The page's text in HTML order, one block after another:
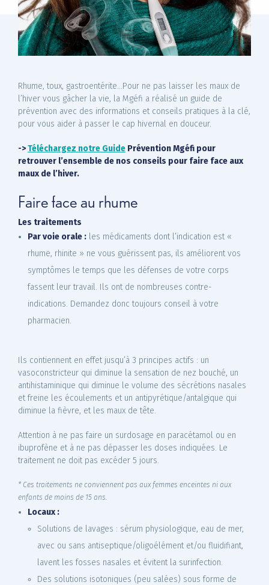
FAQ
Découvrez-nous
Rhume, toux, gastroentérite…Pour ne pas laisser les maux de
l’hiver vous gâcher la vie, la Mgéfi a réalisé un guide de
prévention avec des informations et conseils pratiques à la clé,
pour vous aider à passer le cap hivernal en douceur.
->Téléchargez notre Guide Prévention Mgéfi pour
retrouver l’ensemble de nos conseils pour faire face aux
maux de l’hiver.
Faire face au rhume
Les traitements
Par voie orale : les médicaments dont l’indication est «
rhume, rhinite » ne vous guérissent pas, ils améliorent vos
symptômes le temps que les défenses de votre corps
fassent leur travail. Ils ont de nombreuses contre-
indications. Demandez donc toujours conseil à votre
pharmacien.
Ils contiennent en effet jusqu’à 3 principes actifs : un
vasoconstricteur qui diminue la sensation de nez bouché, un
antihistaminique qui diminue le volume des sécrétions nasales
et freine les écoulements et un antipyrétique/antalgique qui
diminue la fièvre, et les maux de tête.
Attention à ne pas faire un surdosage en paracétamol ou en
ibuprofène et à ne pas dépasser les doses indiquées. Le
traitement ne doit pas excéder 5 jours.
* Ces traitements ne conviennent pas aux femmes enceintes ni aux
enfants de moins de 15 ans.
Locaux :
Solutions de lavages : sérum physiologique, eau de mer,
avec ou sans antiseptique/oligoélément et/ou fluidifiant,
lavent les fosses nasales et évitent la surinfection.
Des solutions isotoniques (peu salées) sous forme de